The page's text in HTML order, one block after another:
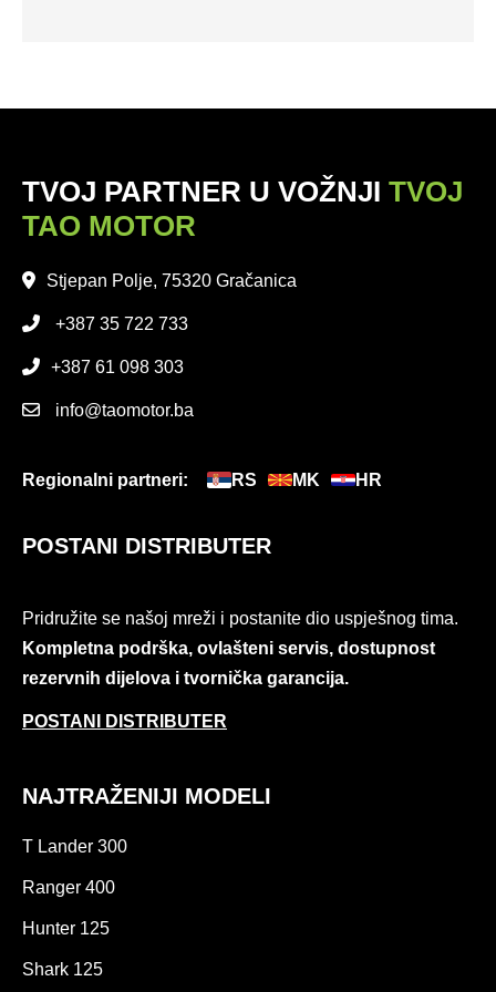
TVOJ PARTNER U VOŽNJI TVOJ
TAO MOTOR
Stjepan Polje, 75320 Gračanica
+387 35 722 733
+387 61 098 303
info@taomotor.ba
Regionalni partneri: RS MK HR
POSTANI DISTRIBUTER
Pridružite se našoj mreži i postanite dio uspješnog tima.
Kompletna podrška, ovlašteni servis, dostupnost
rezervnih dijelova i tvornička garancija.
POSTANI DISTRIBUTER
NAJTRAŽENIJI MODELI
T Lander 300
Ranger 400
Hunter 125
Shark 125